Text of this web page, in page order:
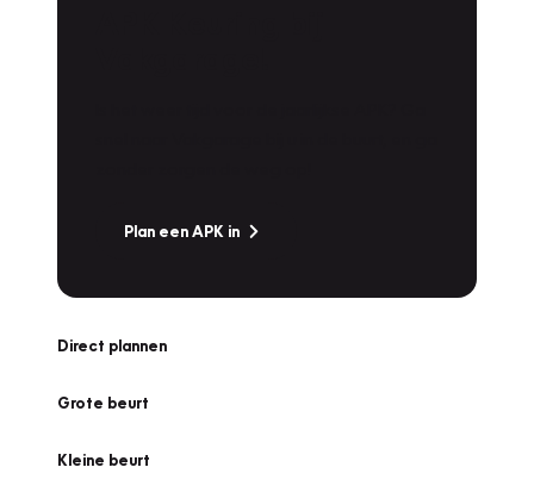
Plan een APK in
Direct plannen
Grote beurt
Kleine beurt